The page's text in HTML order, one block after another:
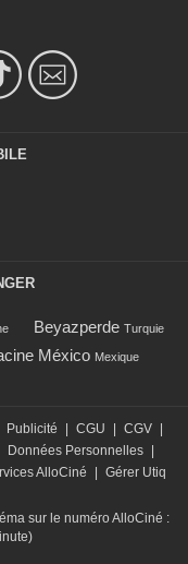
Beyazperde Turquie
México Mexique
Publicité CGU CGV
Données Personnelles
AlloCiné
Gérer Utiq
sur le numéro AlloCiné :